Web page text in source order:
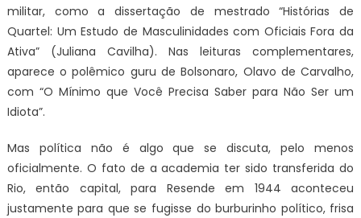
militar, como a dissertação de mestrado “Histórias de
Quartel: Um Estudo de Masculinidades com Oficiais Fora da
Ativa” (Juliana Cavilha). Nas leituras complementares,
aparece o polêmico guru de Bolsonaro, Olavo de Carvalho,
com “O Mínimo que Você Precisa Saber para Não Ser um
Idiota”.
Mas política não é algo que se discuta, pelo menos
oficialmente. O fato de a academia ter sido transferida do
Rio, então capital, para Resende em 1944 aconteceu
justamente para que se fugisse do burburinho político, frisa